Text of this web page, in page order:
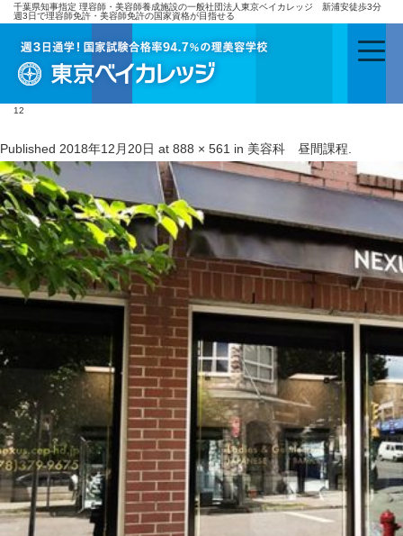
千葉県知事指定 理容師・美容師養成施設の一般社団法人東京ベイカレッジ 新浦安徒歩3分
週3日で理容師免許・美容師免許の国家資格が目指せる
12
Published 2018年12月20日 at 888 × 561 in 美容科 昼間課程